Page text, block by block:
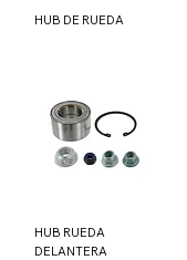
HUB DE RUEDA
HUB RUEDA
DELANTERA